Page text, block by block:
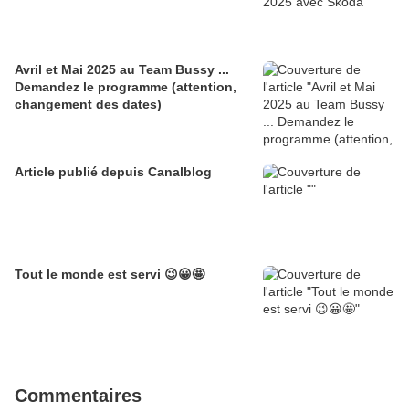
Avril et Mai 2025 au Team Bussy ...
Demandez le programme (attention,
changement des dates)
Article publié depuis Canalblog
Tout le monde est servi 😉😀🤩
Commentaires